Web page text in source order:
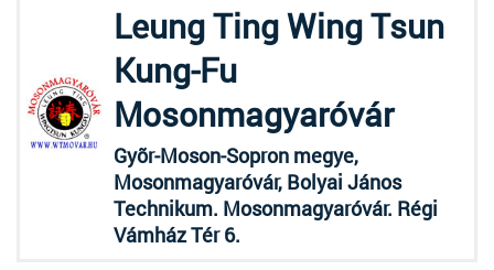
Leung Ting Wing Tsun
Kung-Fu
Mosonmagyaróvár
Gyõr-Moson-Sopron megye,
Mosonmagyaróvár, Bolyai János
Technikum. Mosonmagyaróvár. Régi
Vámház Tér 6.